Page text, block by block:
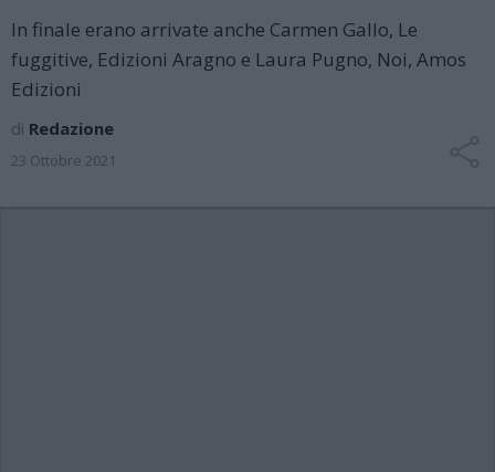
In finale erano arrivate anche Carmen Gallo, Le
fuggitive, Edizioni Aragno e Laura Pugno, Noi, Amos
Edizioni
di Redazione
23 Ottobre 2021